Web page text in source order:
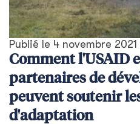
Publié le 4 novembre 2021
Comment l'USAID
partenaires de
peuvent soutenir
d'adaptation